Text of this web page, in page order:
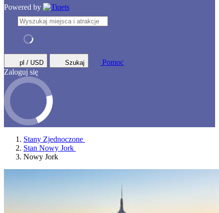
Powered by
pl / USD Szukaj
Pomoc
Zaloguj się
Stany Zjednoczone
Stan Nowy Jork
Nowy Jork